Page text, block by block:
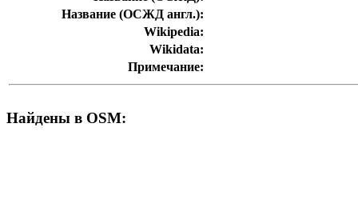
Название (ОСЖД англ.):
Wikipedia:
Wikidata:
Примечание:
Найдены в OSM: